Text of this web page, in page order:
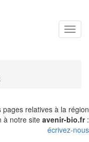
relatives à la région
à notre site avenir-bio.fr:
écrivez-nous